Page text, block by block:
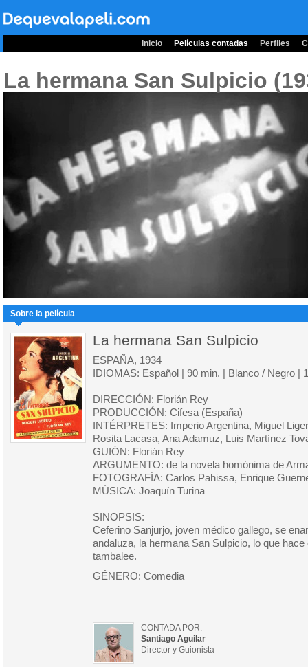
Inicio Películas contadas Perfiles
La hermana San Sulpicio
Sobre la película
La hermana San Sulpicio
ESPAÑA, 1934
IDIOMAS: Español | 90 min. | Blanco / Negro |
DIRECCIÓN: Florián Rey
PRODUCCIÓN: Cifesa (España)
INTÉRPRETES: Imperio Argentina, Miguel
Rosita Lacasa, Ana Adamuz, Luis Martínez
GUIÓN: Florián Rey
ARGUMENTO: de la novela homónima de
FOTOGRAFÍA: Carlos Pahissa, Enrique
MÚSICA: Joaquín Turina
SINOPSIS:
Ceferino Sanjurjo, joven médico gallego, se
andaluza, la hermana San Sulpicio, lo que
tambalee.
GÉNERO: Comedia
CONTADA POR:
Santiago Aguilar
Director y Guionista